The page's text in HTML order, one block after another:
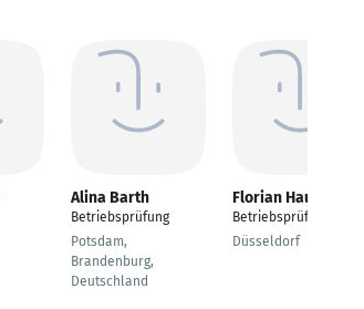
Alina Barth
Betriebsprüfung
Potsdam,
Brandenburg,
Deutschland
Florian Hauchwitz
Betriebsprüfung
Düsseldorf